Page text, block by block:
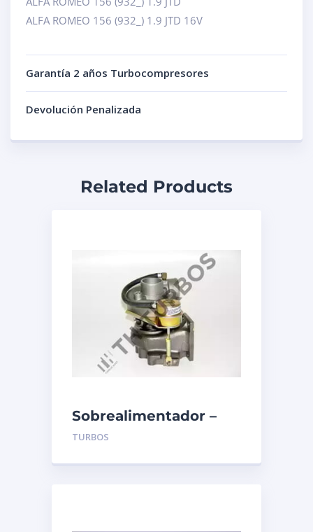
ALFA ROMEO 156 (932_) 1.9 JTD 16V
Garantía 2 años Turbocompresores
Devolución Penalizada
Related Products
Sobrealimentador –
TURBO’S HOET –
TURBOS